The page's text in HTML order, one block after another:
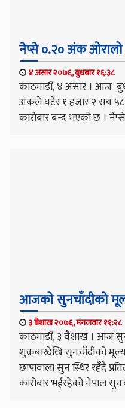
नेप्से ०.२० अंक ओरालो
४ असार २०७६, बुधबार १६:३८
काठमाडौँ, ४ असार । आज
अंकले घटेर १ हजार २ सय
कारोबार बन्द भएको छ ।
आजको सुनचाँदीको
३ बैशाख २०७६, मंगलवार ११:२८
काठमाडौँ, ३ वैशाख । आज
शुक्रबारदेखि सुनचाँदीको
छापावाला सुन स्थिर रहँदै
कारोबार भईरहेको नेपाल